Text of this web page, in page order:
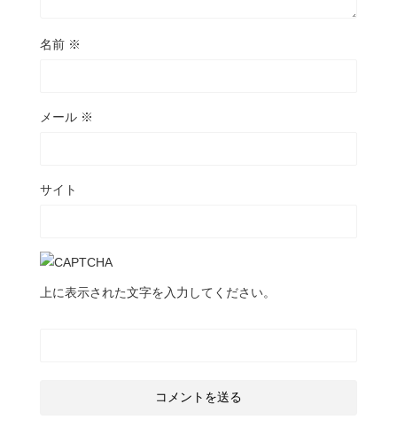
名前 ※
メール ※
サイト
上に表示された文字を入力してください。